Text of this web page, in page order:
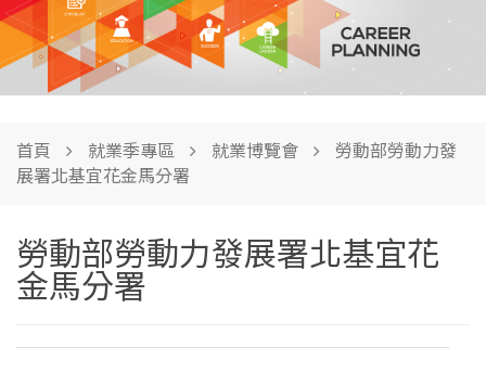
首頁 就業季專區 就業博覽會
勞動部勞動力發
展署北基宜花金馬分署
勞動部勞動力發展署北基宜花
金馬分署